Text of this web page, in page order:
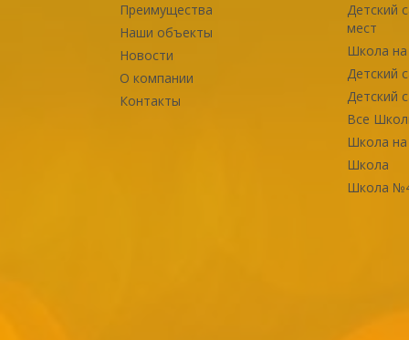
Преимущества
Наши объекты
Новости
О компании
Контакты
Детский
мест
Школа
Детский
Детский
Все
Школа
Школа
Школа